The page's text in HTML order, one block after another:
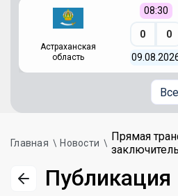
Астраханская
область
08:30
0 0
Главная Новости
Прямая
Публикация